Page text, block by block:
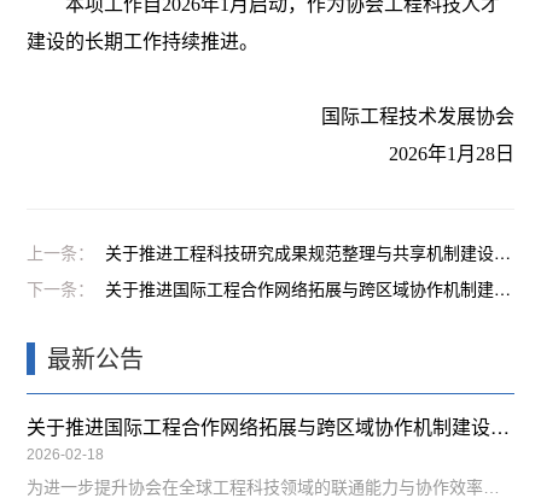
本项工作自2026年1月启动，作为协会工程科技人才
建设的长期工作持续推进。
国际工程技术发展协会
2026年1月28日
上一条：
关于推进工程科技研究成果规范整理与共享机制建设的通知
下一条：
关于推进国际工程合作网络拓展与跨区域协作机制建设的通知
最新公告
关于推进国际工程合作网络拓展与跨区域协作机制建设的通知
2026-02-18